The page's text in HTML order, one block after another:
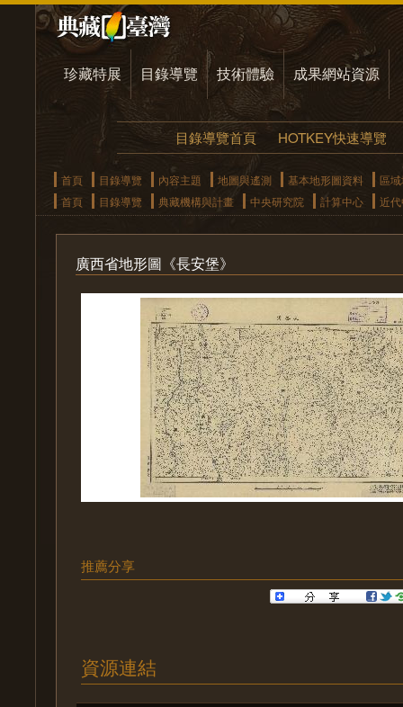
珍藏特展 目錄導覽 技術體驗 成果網站資源
目錄導覽首頁 HOTKEY快速導覽
首頁 目錄導覽 內容主題 地圖與遙測 基本地形圖資料
區
首頁
目錄導覽 典藏機構與計畫 中央研究院 計算中心 近
廣西省地形圖《長安堡》
推薦分享
資源連結